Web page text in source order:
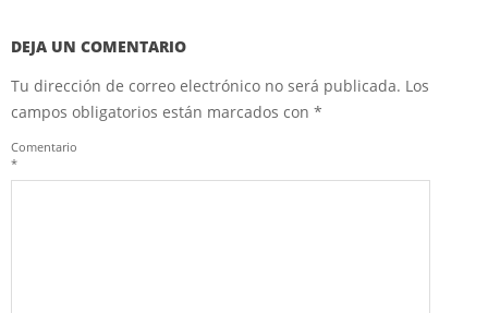
DEJA UN COMENTARIO
Tu dirección de correo electrónico no será publicada. Los
campos obligatorios están marcados con *
Comentario
*